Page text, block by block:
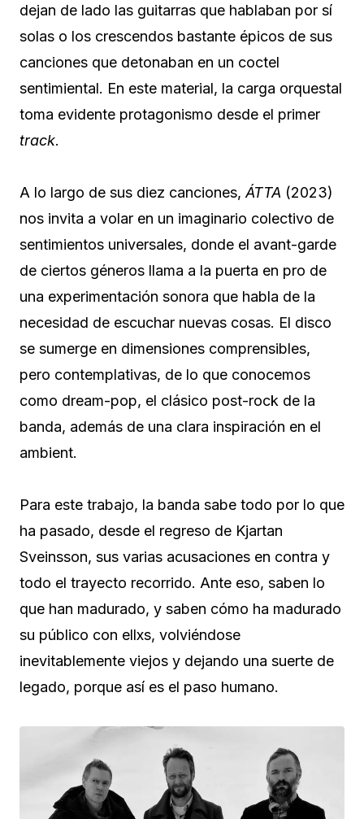
dejan de lado las guitarras que hablaban por sí
solas o los crescendos bastante épicos de sus
canciones que detonaban en un coctel
sentimiental. En este material, la carga orquestal
toma evidente protagonismo desde el primer
track.
A lo largo de sus diez canciones, ÁTTA (2023)
nos invita a volar en un imaginario colectivo de
sentimientos universales, donde el avant-garde
de ciertos géneros llama a la puerta en pro de
una experimentación sonora que habla de la
necesidad de escuchar nuevas cosas. El disco
se sumerge en dimensiones comprensibles,
pero contemplativas, de lo que conocemos
como dream-pop, el clásico post-rock de la
banda, además de una clara inspiración en el
ambient.
Para este trabajo, la banda sabe todo por lo que
ha pasado, desde el regreso de Kjartan
Sveinsson, sus varias acusaciones en contra y
todo el trayecto recorrido. Ante eso, saben lo
que han madurado, y saben cómo ha madurado
su público con ellxs, volviéndose
inevitablemente viejos y dejando una suerte de
legado, porque así es el paso humano.